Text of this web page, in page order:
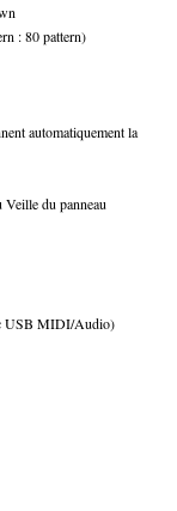
: 80 pattern)
automatiquement la
du panneau
USB MIDI/Audio)